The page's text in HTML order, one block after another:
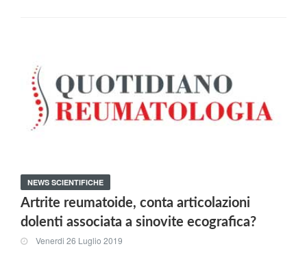
NEWS SCIENTIFICHE
Artrite reumatoide, conta articolazioni
dolenti associata a sinovite ecografica?
Venerdi 26 Luglio 2019